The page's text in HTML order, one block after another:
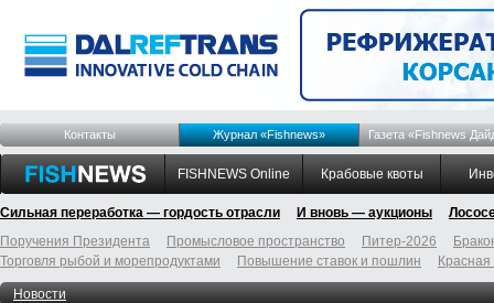
Контакты Журнал «Fishnews» Газета «Fishnews
FISHNEWS Online Крабовые квоты
Сильная переработка — гордость отрасли И вновь — аукционы
Поручения Президента
Промысловое пространство Питер-2026
Торговля рыбой и морепродуктами
Повышение ставок и пошлин
Новости